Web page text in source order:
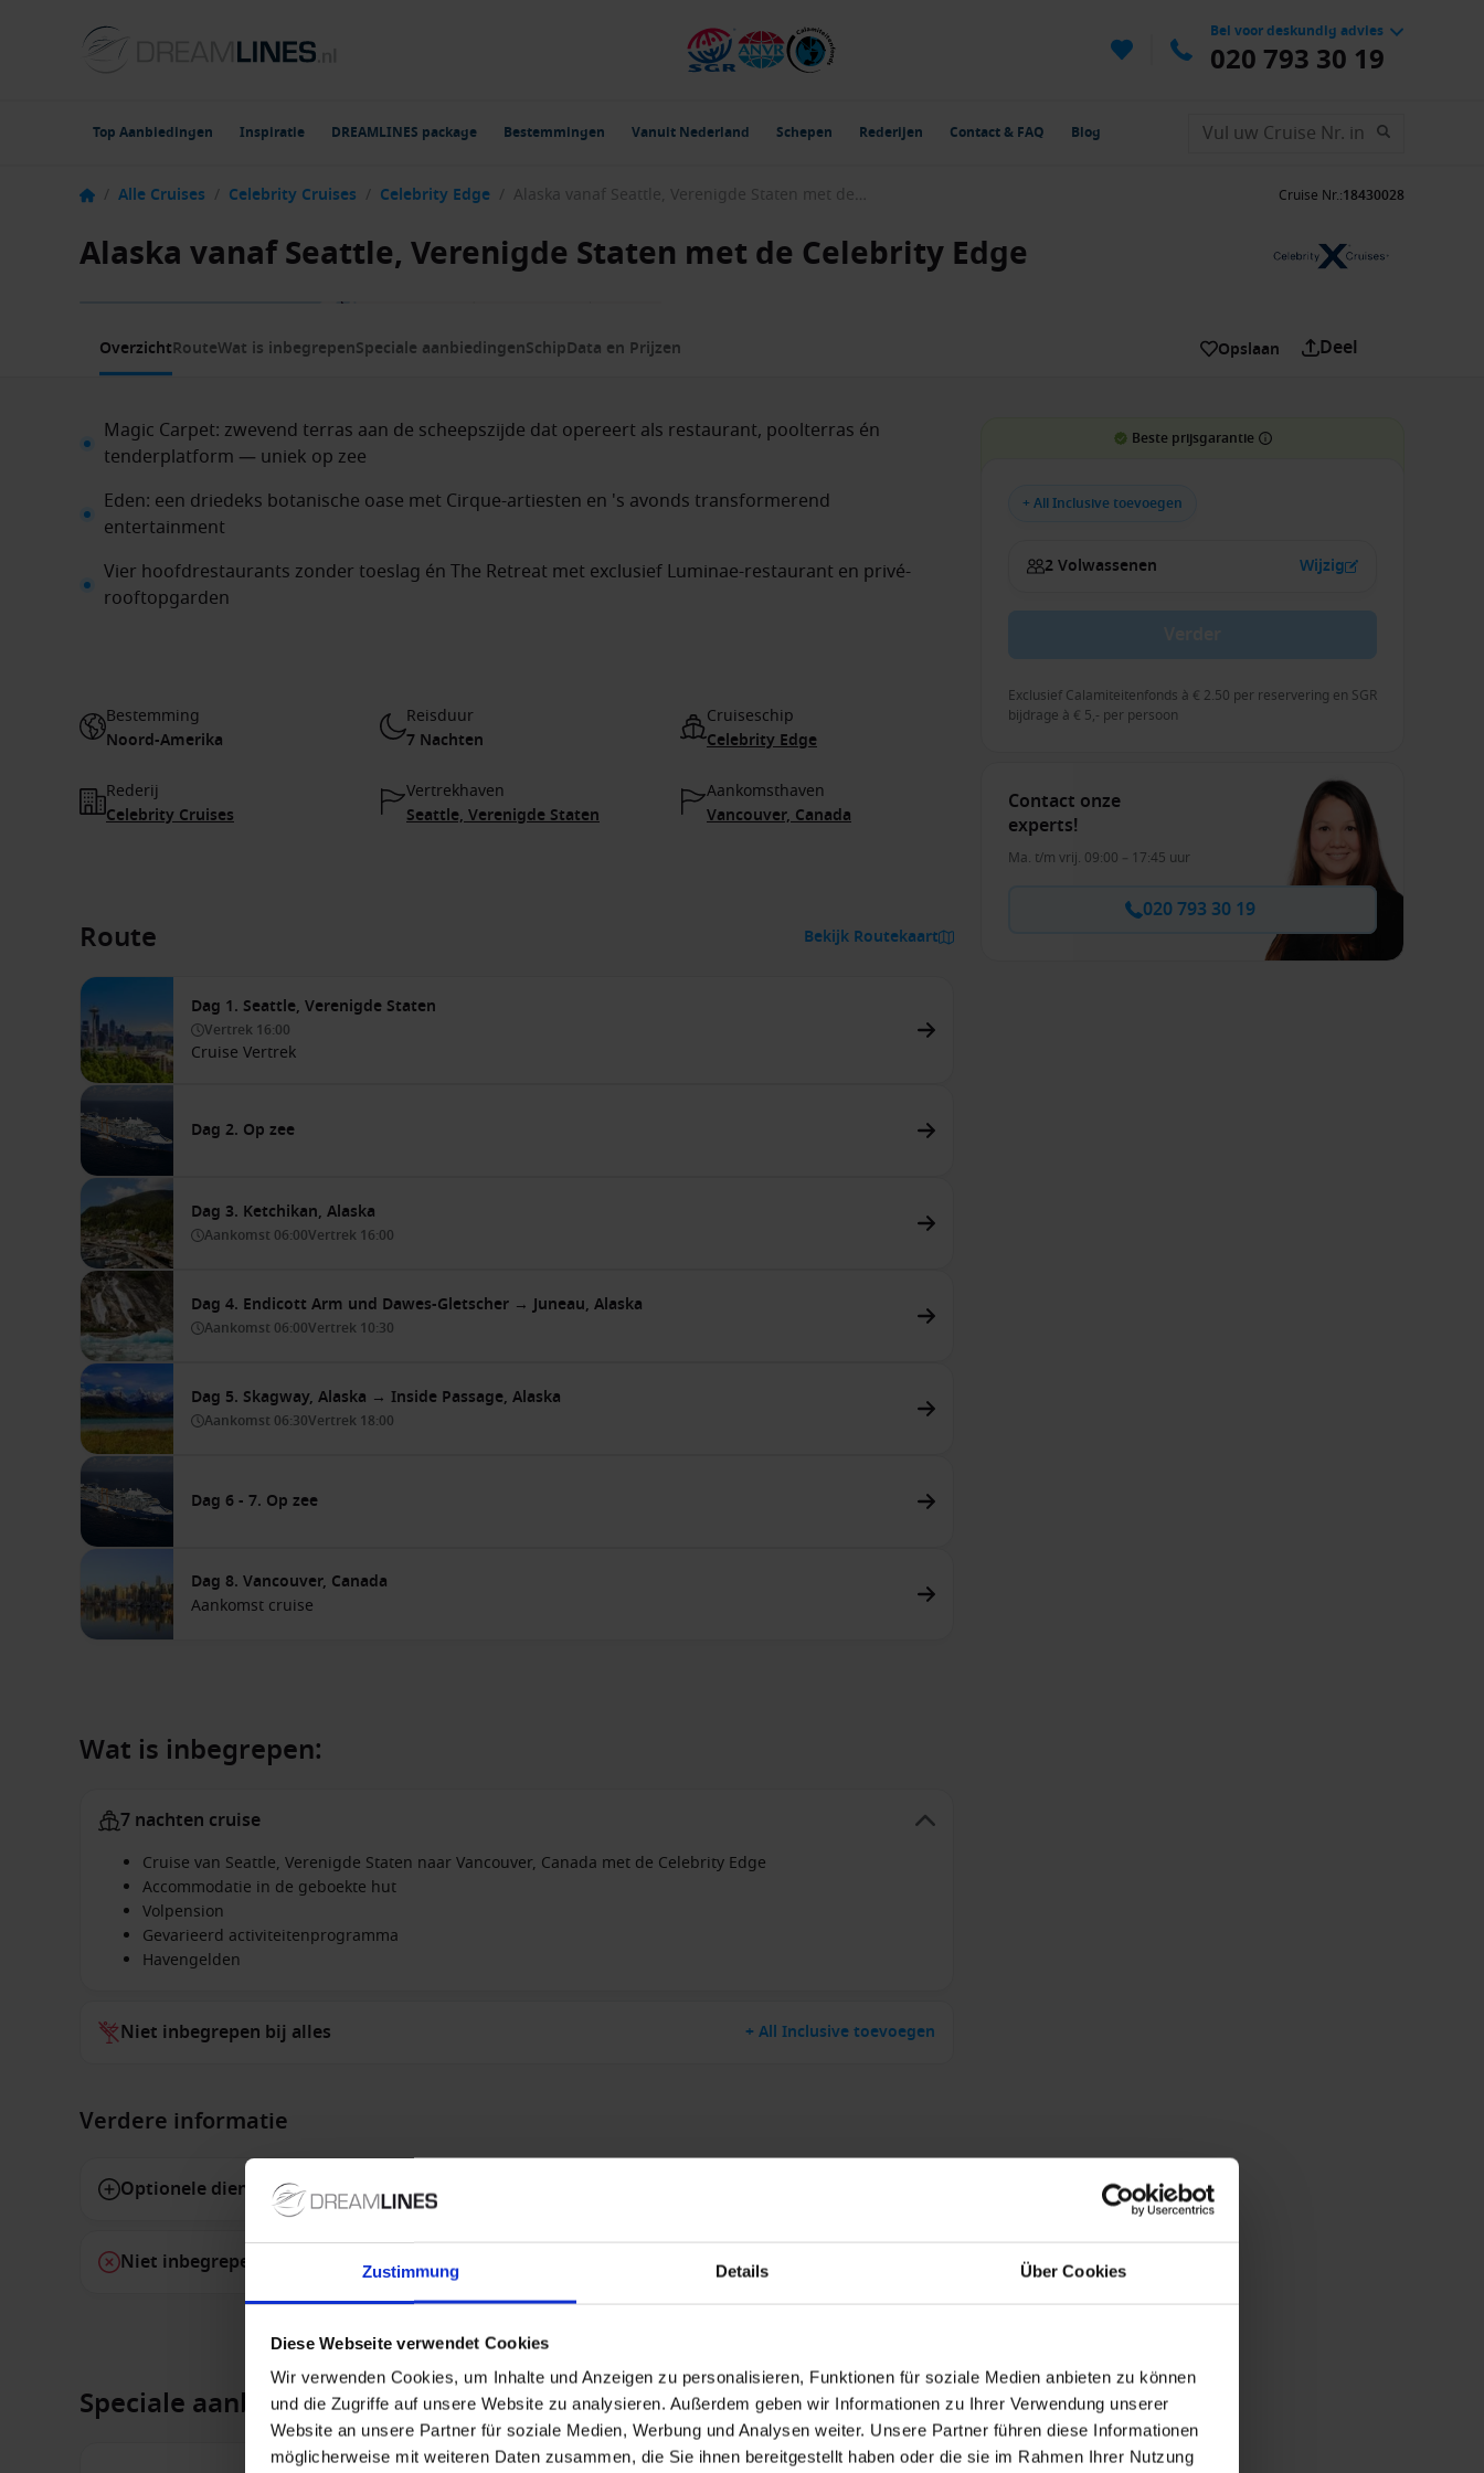
Zustimmung Details Über Cookies
Diese Webseite verwendet Cookies
Wir verwenden Cookies, um Inhalte und Anzeigen zu personalisieren, Funktionen für soziale Medien anbieten zu können
und die Zugriffe auf unsere Website zu analysieren. Außerdem geben wir Informationen zu Ihrer Verwendung unserer
Website an unsere Partner für soziale Medien, Werbung und Analysen weiter. Unsere Partner führen diese Informationen
möglicherweise mit weiteren Daten zusammen, die Sie ihnen bereitgestellt haben oder die sie im Rahmen Ihrer Nutzung
Bel voor deskundig advies
020 793 30 19
Top Aanbiedingen Inspiratie DREAMLINES package Bestemmingen Vanuit Nederland Schepen Rederijen Contact & FAQ Blog
/ Alle Cruises / Celebrity Cruises / Celebrity Edge / Alaska vanaf Seattle, Verenigde Staten met de Celebrity Edge Cruise Nr.:18430028
Alaska vanaf Seattle, Verenigde Staten met de Celebrity Edge
1 / 14
OverzichtRouteWat is inbegrepenSpeciale aanbiedingenSchipData en Prijzen Opslaan Deel
Magic Carpet: zwevend terras aan de scheepszijde dat opereert als restaurant, poolterras én
tenderplatform — uniek op zee
Eden: een driedeks botanische oase met Cirque-artiesten en 's avonds transformerend
entertainment
Vier hoofdrestaurants zonder toeslag én The Retreat met exclusief Luminae-restaurant en privé-
rooftopgarden
Bestemming
Noord-Amerika
Reisduur
7 Nachten
Cruiseschip
Celebrity Edge
Rederij
Celebrity Cruises
Vertrekhaven
Seattle, Verenigde Staten
Aankomsthaven
Vancouver, Canada
Route Bekijk Routekaart
Dag 1. Seattle, Verenigde Staten
Vertrek 16:00
Cruise Vertrek
Dag 2. Op zee
Dag 3. Ketchikan, Alaska
Aankomst 06:00Vertrek 16:00
Dag 4. Endicott Arm und Dawes-Gletscher → Juneau, Alaska
Aankomst 06:00Vertrek 10:30
Dag 5. Skagway, Alaska → Inside Passage, Alaska
Aankomst 06:30Vertrek 18:00
Dag 6 - 7. Op zee
Dag 8. Vancouver, Canada
Aankomst cruise
Wat is inbegrepen:
7 nachten cruise
Cruise van Seattle, Verenigde Staten naar Vancouver, Canada met de Celebrity Edge
Accommodatie in de geboekte hut
Volpension
Gevarieerd activiteitenprogramma
Havengelden
Niet inbegrepen bij alles + All Inclusive toevoegen
Verdere informatie
Optionele diensten
Niet inbegrepen diensten
Speciale aanbiedingen
Beste prijsgarantie
+ All Inclusive toevoegen
2 Volwassenen Wijzig
Exclusief Calamiteitenfonds à € 2.50 per reservering en SGR
bijdrage à € 5,- per persoon
Contact onze
experts!
Ma. t/m vrij. 09:00 – 17:45 uur
020 793 30 19